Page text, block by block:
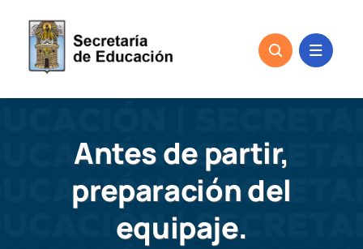
content
Antes de partir,
preparación del
equipaje.